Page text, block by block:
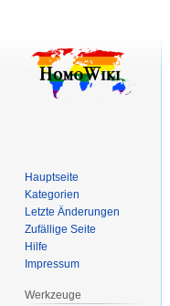
Hauptseite
Kategorien
Letzte Änderungen
Zufällige Seite
Hilfe
Impressum
Werkzeuge